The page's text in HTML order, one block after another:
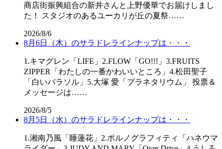
商店街振興組合の新井さんと上野優華でお届けしまし
た！ スタジオのあるユーカリが丘の夏祭……
2026/8/6
8月6日（木）のサラドレラインナップは・・・
1.キマグレン「LIFE」2.FLOW「GO!!!」3.FRUITS
ZIPPER「わたしの一番かわいいところ」4.松田聖子
「白いパラソル」5.大塚 愛「プラネタリウム」 投票＆
メッセージは……
2026/8/5
8月5日（水）のサラドレラインナップは・・・
1.湘南乃風「睡蓮花」2.ポルノグラフィティ「ハネウマ